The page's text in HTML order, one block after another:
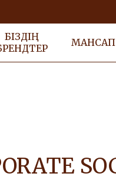
БІЗДІҢ
МАНСАП